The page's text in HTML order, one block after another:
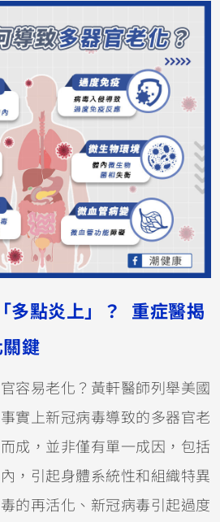
多點炎上」？ 重症醫揭
關鍵
容易老化？黃軒醫師列舉美國
實上新冠病毒導致的多器官老
成，並非僅有單一成因，包括
，引起身體系統性和組織特異
的再活化、新冠病毒引起過度